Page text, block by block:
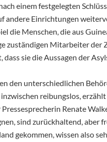
einem festgelegten
andere Einrichtungen
die Menschen, die aus
zuständigen Mitarbeiter der
dass sie die Aussagen der
den unterschiedlichen
reibungslos, erzählt
Renate
sind zurückhaltend, aber
gekommen, wissen also